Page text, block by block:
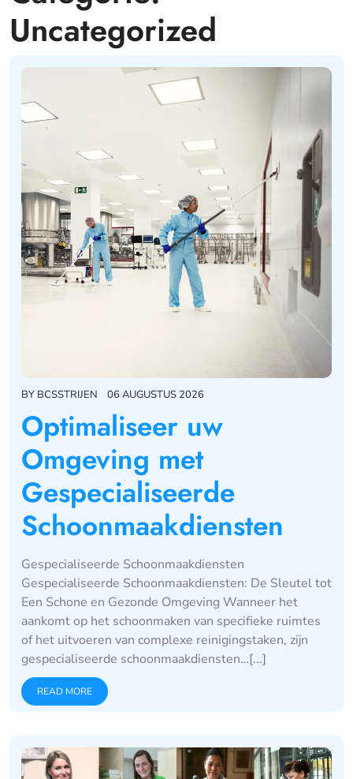
Uncategorized
BY BCSSTRIJEN 06 AUGUSTUS 2026
Optimaliseer uw
Omgeving met
Gespecialiseerde
Schoonmaakdiensten
Gespecialiseerde Schoonmaakdiensten
Gespecialiseerde Schoonmaakdiensten: De Sleutel tot
Een Schone en Gezonde Omgeving Wanneer het
aankomt op het schoonmaken van specifieke ruimtes
of het uitvoeren van complexe reinigingstaken, zijn
gespecialiseerde schoonmaakdiensten…[...]
READ MORE